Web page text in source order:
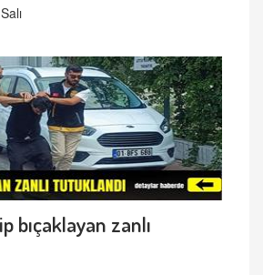
bıçaklayan zanlı